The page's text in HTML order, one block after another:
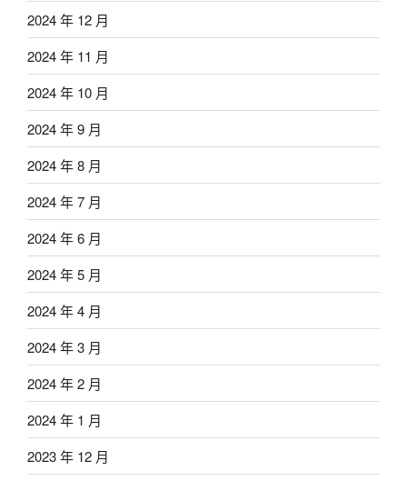
2024 年 12 月
2024 年 11 月
2024 年 10 月
2024 年 9 月
2024 年 8 月
2024 年 7 月
2024 年 6 月
2024 年 5 月
2024 年 4 月
2024 年 3 月
2024 年 2 月
2024 年 1 月
2023 年 12 月